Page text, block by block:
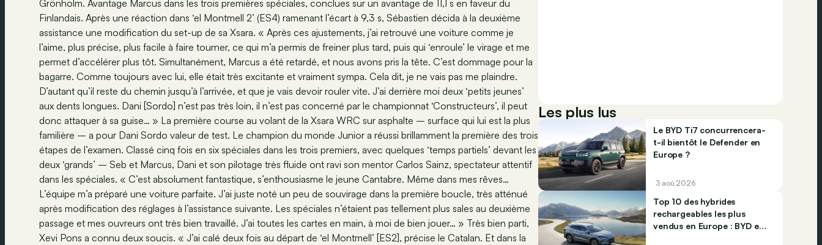
Grönholm. Avantage Marcus dans les trois premières spéciales, conclues sur un avantage de 11,1 s en faveur du
Finlandais. Après une réaction dans ‘el Montmell 2’ (ES4) ramenant l’écart à 9,3 s, Sébastien décida à la deuxième
assistance une modification du set-up de sa Xsara. « Après ces ajustements, j’ai retrouvé une voiture comme je
l’aime, plus précise, plus facile à faire tourner, ce qui m’a permis de freiner plus tard, puis qui ‘enroule’ le virage et me
permet d’accélérer plus tôt. Simultanément, Marcus a été retardé, et nous avons pris la tête. C’est dommage pour la
bagarre. Comme toujours avec lui, elle était très excitante et vraiment sympa. Cela dit, je ne vais pas me plaindre.
D’autant qu’il reste du chemin jusqu’à l’arrivée, et que je vais devoir rouler vite. J’ai derrière moi deux ‘petits jeunes’
aux dents longues. Dani [Sordo] n’est pas très loin, il n’est pas concerné par le championnat ‘Constructeurs’, il peut
donc attaquer à sa guise… » La première course au volant de la Xsara WRC sur asphalte – surface qui lui est la plus
familière – a pour Dani Sordo valeur de test. Le champion du monde Junior a réussi brillamment la première des trois
étapes de l’examen. Classé cinq fois en six spéciales dans les trois premiers, avec quelques ‘temps partiels’ devant les
deux ‘grands’ – Seb et Marcus, Dani et son pilotage très fluide ont ravi son mentor Carlos Sainz, spectateur attentif
dans les spéciales. « C’est absolument fantastique, s’enthousiasme le jeune Cantabre. Même dans mes rêves…
L’équipe m’a préparé une voiture parfaite. J’ai juste noté un peu de souvirage dans la première boucle, très atténué
après modification des réglages à l’assistance suivante. Les spéciales n’étaient pas tellement plus sales au deuxième
passage et mes ouvreurs ont très bien travaillé. J’ai toutes les cartes en main, à moi de bien jouer… » Très bien parti,
Xevi Pons a connu deux soucis. « J’ai calé deux fois au départ de ‘el Montmell’ [ES2], précise le Catalan. Et dans la
Les plus lus
Le BYD Ti7 concurrencera-
t-il bientôt le Defender en
Europe ?
3 aoû 2026
Top 10 des hybrides
rechargeables les plus
vendus en Europe : BYD et